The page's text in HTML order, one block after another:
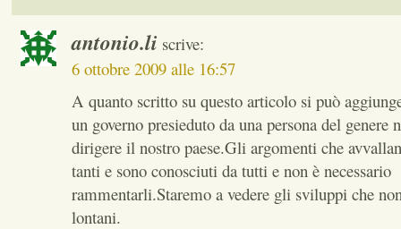
antonio.li scrive:
6 ottobre 2009 alle 16:57
A quanto scritto su questo articolo si può
un governo presieduto da una persona del genere
dirigere il nostro paese.Gli argomenti che
tanti e sono conosciuti da tutti e non è necessario
rammentarli.Staremo a vedere gli sviluppi che
lontani.